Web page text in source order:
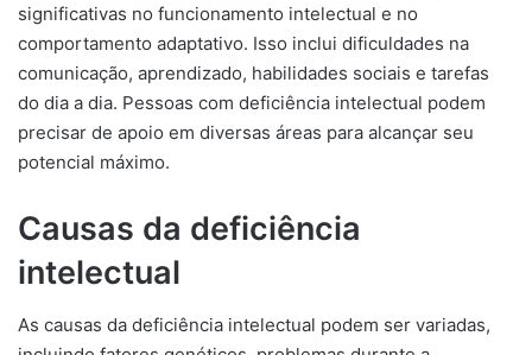
significativas no funcionamento intelectual e no
comportamento adaptativo. Isso inclui dificuldades na
comunicação, aprendizado, habilidades sociais e tarefas
do dia a dia. Pessoas com deficiência intelectual podem
precisar de apoio em diversas áreas para alcançar seu
potencial máximo.
Causas da deficiência
intelectual
As causas da deficiência intelectual podem ser variadas,